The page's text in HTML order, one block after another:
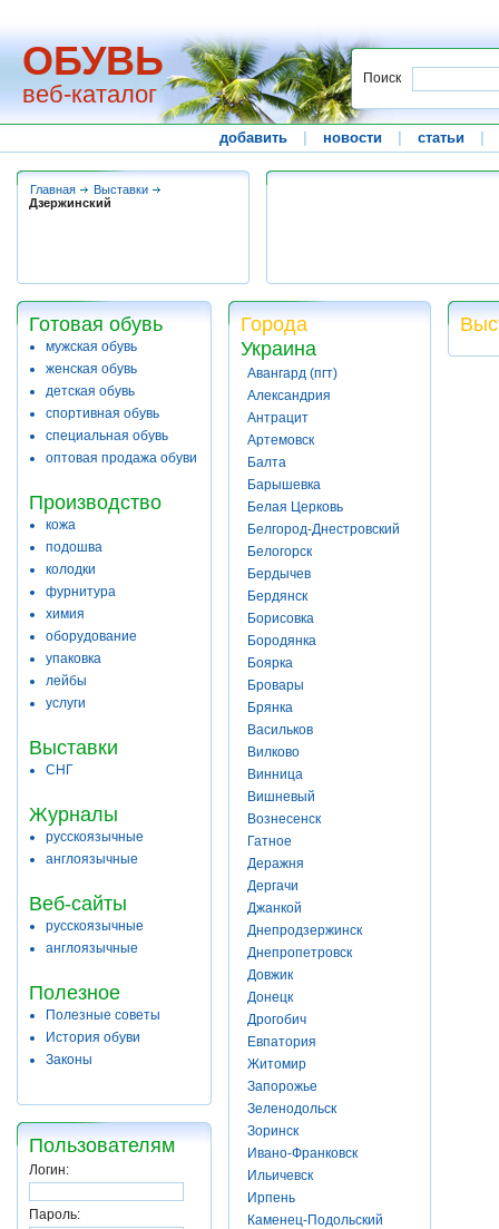
ОБУВЬ
веб-каталог
Поиск
добавить новости статьи
Главная
Выставки
Дзержинский
Готовая обувь
мужская обувь
женская обувь
детская обувь
спортивная обувь
специальная обувь
оптовая продажа обуви
Производство
кожа
подошва
колодки
фурнитура
химия
оборудование
упаковка
лейбы
услуги
Выставки
СНГ
Журналы
русскоязычные
англоязычные
Веб-сайты
русскоязычные
англоязычные
Полезное
Полезные советы
История обуви
Законы
Пользователям
Логин:
Пароль:
Города
Украина
Авангард (пгт)
Александрия
Антрацит
Артемовск
Балта
Барышевка
Белая Церковь
Белгород-Днестровский
Белогорск
Бердычев
Бердянск
Борисовка
Бородянка
Боярка
Бровары
Брянка
Васильков
Вилково
Винница
Вишневый
Вознесенск
Гатное
Деражня
Дергачи
Джанкой
Днепродзержинск
Днепропетровск
Довжик
Донецк
Дрогобич
Евпатория
Житомир
Запорожье
Зеленодольск
Зоринск
Ивано-Франковск
Ильичевск
Ирпень
Каменец-Подольский